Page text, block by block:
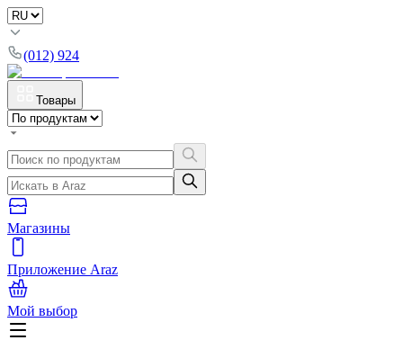
(012) 924
Товары
Магазины
Приложение Araz
Мой выбор